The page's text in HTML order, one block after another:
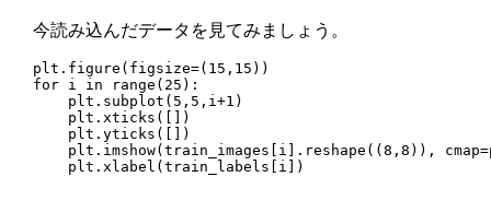
今読み込んだデータを見てみましょう。
plt.figure(figsize=(15,15))
for i in range(25):
    plt.subplot(5,5,i+1)
    plt.xticks([])
    plt.yticks([])
plt.imshow(train_images[i].reshape((8,8)),
    plt.xlabel(train_labels[i])